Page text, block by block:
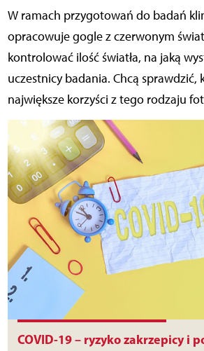
W ramach przygotowań do badań
opracowuje gogle z czerwonym
kontrolować ilość światła, na jaką
uczestnicy badania. Chcą sprawdzić,
największe korzyści z tego rodzaju
COVID-19 – ryzyko zakrzepicy i